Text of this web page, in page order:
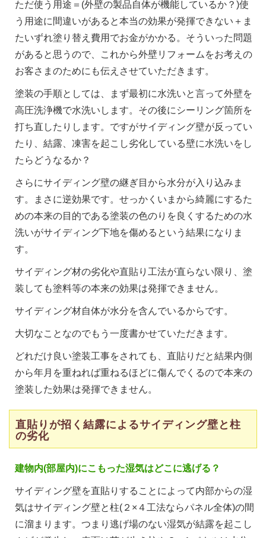
ただ使う用途＝(外壁の製品自体が機能しているか？)使
う用途に間違いがあると本当の効果が発揮できない＋ま
たいずれ塗り替え費用でお金がかかる。そういった問題
があると思うので、これから外壁リフォームをお考えの
お客さまのためにも伝えさせていただきます。
塗装の手順としては、まず最初に水洗いと言って外壁を
高圧洗浄機で水洗いします。その後にシーリング箇所を
打ち直したりします。ですがサイディング壁が反ってい
たり、結露、凍害を起こし劣化している壁に水洗いをし
たらどうなるか？
さらにサイディング壁の継ぎ目から水分が入り込みま
す。まさに逆効果です。せっかくいまから綺麗にするた
めの本来の目的である塗装の色のりを良くするための水
洗いがサイディング下地を傷めるという結果になりま
す。
サイディング材の劣化や直貼り工法が直らない限り、塗
装しても塗料等の本来の効果は発揮できません。
サイディング材自体が水分を含んでいるからです。
大切なことなのでもう一度書かせていただきます。
どれだけ良い塗装工事をされても、直貼りだと結果内側
から年月を重ねれば重ねるほどに傷んでくるので本来の
塗装した効果は発揮できません。
直貼りが招く結露によるサイディング壁と柱
の劣化
建物内(部屋内)にこもった湿気はどこに逃げる？
サイディング壁を直貼りすることによって内部からの湿
気はサイディング壁と柱(２×４工法ならパネル全体)の間
に溜まります。つまり逃げ場のない湿気が結露を起こし